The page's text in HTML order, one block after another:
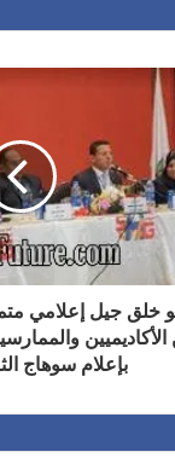
خلق جيل إعلامي
الأكاديميين
بإعلام سوهاج